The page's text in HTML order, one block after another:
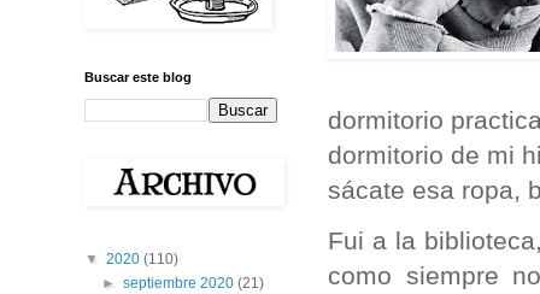
dormitorio
dormitorio de mi
sácate esa ropa,
Fui a la
como siempre
Buscar este blog
▼ 2020 (110)
►septiembre 2020(21)